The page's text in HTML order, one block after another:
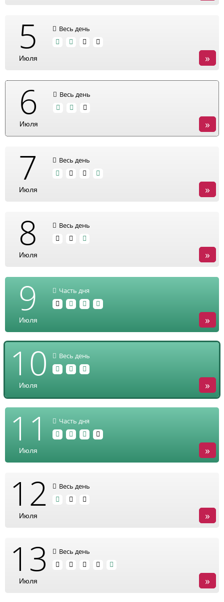
5
Июля
Весь день
»
6
Июля
Весь день
»
7
Июля
Весь день
»
8
Июля
Весь день
»
9
Июля
Часть дня
»
10
Июля
Весь день
»
11
Июля
Часть дня
»
12
Июля
Весь день
»
13
Июля
Весь день
»